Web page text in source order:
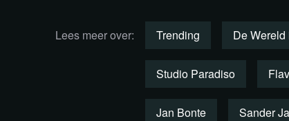
filmvertoningen en
colleges in Studio
Paradiso!
Lees meer over: Trending De
Studio Paradiso
Jan Bonte Sander